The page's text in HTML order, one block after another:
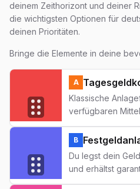
deinem Zeithorizont und deiner
die wichtigsten Optionen für
deinen Prioritäten.
Bringe die Elemente in deine
A
Klassische
verfügbaren
Zinsen. Ideal für
kurzfristige
B
Du legst dein
und erhältst
4%). Perfekt für